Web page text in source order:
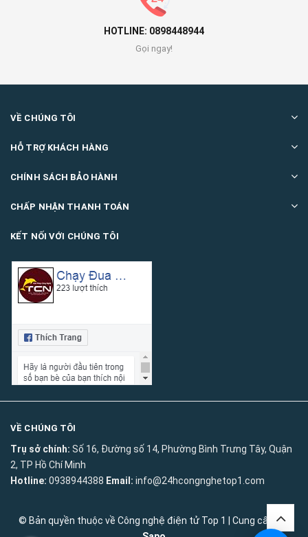
HOTLINE: 0898448944
Gọi ngay!
VỀ CHÚNG TÔI
HỖ TRỢ KHÁCH HÀNG
CHÍNH SÁCH BẢO HÀNH
CHẤP NHẬN THANH TOÁN
KẾT NỐI VỚI CHÚNG TÔI
VỀ CHÚNG TÔI
Trụ sở chính: Số 16, Đường số 14, Phường Bình Trưng Tây, Quận
2, TP Hồ Chí Minh
Hotline: 0938944388 Email: info@24hcongnghetop1.com
© Bản quyền thuộc về Công nghệ điện tử Top 1
Cung cấp bởi